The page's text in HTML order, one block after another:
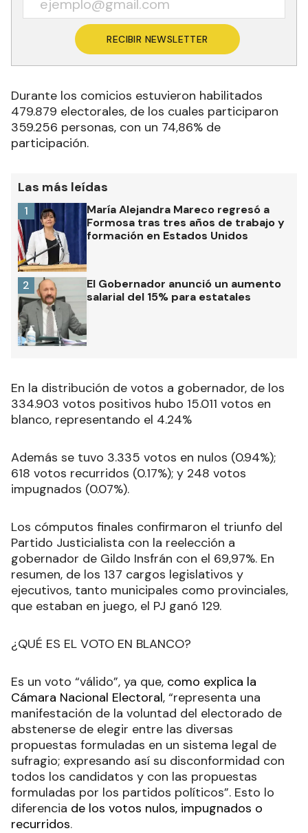
RECIBIR NEWSLETTER
Durante los comicios estuvieron habilitados
479.879 electorales, de los cuales participaron
359.256 personas, con un 74,86% de
participación.
Las más leídas
María Alejandra Mareco regresó a
Formosa tras tres años de trabajo y
formación en Estados Unidos
1
El Gobernador anunció un aumento
salarial del 15% para estatales
2
En la distribución de votos a gobernador, de los
334.903 votos positivos hubo 15.011 votos en
blanco, representando el 4.24%
Además se tuvo 3.335 votos en nulos (0.94%);
618 votos recurridos (0.17%); y 248 votos
impugnados (0.07%).
Los cómputos finales confirmaron el triunfo del
Partido Justicialista con la reelección a
gobernador de Gildo Insfrán con el 69,97%. En
resumen, de los 137 cargos legislativos y
ejecutivos, tanto municipales como provinciales,
que estaban en juego, el PJ ganó 129.
¿QUÉ ES EL VOTO EN BLANCO?
Es un voto “válido”, ya que, como explica la
Cámara Nacional Electoral, “representa una
manifestación de la voluntad del electorado de
abstenerse de elegir entre las diversas
propuestas formuladas en un sistema legal de
sufragio; expresando así su disconformidad con
todos los candidatos y con las propuestas
formuladas por los partidos políticos”. Esto lo
diferencia de los votos nulos, impugnados o
recurridos.